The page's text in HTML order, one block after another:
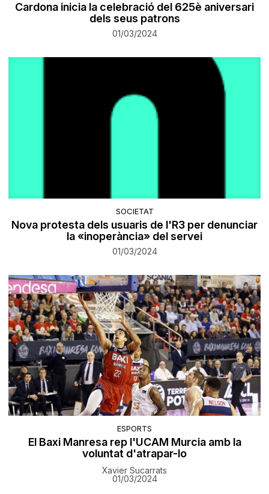
Cardona inicia la celebració del 625è aniversari
dels seus patrons
01/03/2024
SOCIETAT
Nova protesta dels usuaris de l'R3 per denunciar
la «inoperància» del servei
01/03/2024
ESPORTS
El Baxi Manresa rep l'UCAM Murcia amb la
voluntat d'atrapar-lo
Xavier Sucarrats
01/03/2024